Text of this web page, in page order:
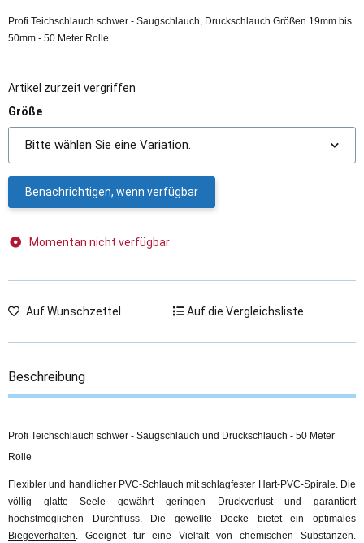
Profi Teichschlauch schwer - Saugschlauch, Druckschlauch Größen 19mm bis
50mm - 50 Meter Rolle
Artikel zurzeit vergriffen
Größe
Bitte wählen Sie eine Variation.
Benachrichtigen, wenn verfügbar
Momentan nicht verfügbar
Auf Wunschzettel Auf die Vergleichsliste
Beschreibung
Profi Teichschlauch schwer - Saugschlauch und Druckschlauch - 50 Meter
Rolle
Flexibler und handlicher PVC-Schlauch mit schlagfester Hart-PVC-Spirale. Die
völlig glatte Seele gewährt geringen Druckverlust und garantiert
höchstmöglichen Durchfluss. Die gewellte Decke bietet ein optimales
Biegeverhalten. Geeignet für eine Vielfalt von chemischen Substanzen.